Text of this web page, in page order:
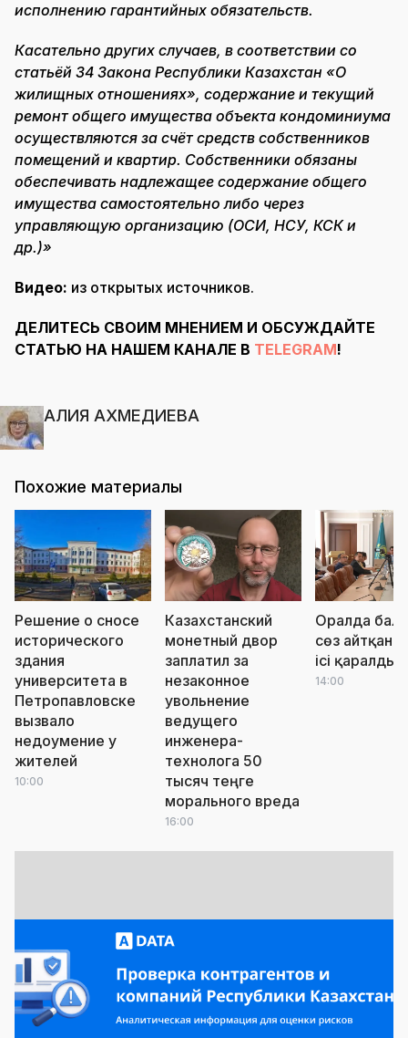
исполнению гарантийных обязательств.
Касательно других случаев, в соответствии со
статьёй 34 Закона Республики Казахстан «О
жилищных отношениях», содержание и текущий
ремонт общего имущества объекта кондоминиума
осуществляются за счёт средств собственников
помещений и квартир. Собственники обязаны
обеспечивать надлежащее содержание общего
имущества самостоятельно либо через
управляющую организацию (ОСИ, НСУ, КСК и
др.)»
Видео: из открытых источников.
ДЕЛИТЕСЬ СВОИМ МНЕНИЕМ И ОБСУЖДАЙТЕ
СТАТЬЮ НА НАШЕМ КАНАЛЕ В TELEGRAM!
АЛИЯ АХМЕДИЕВА
Похожие материалы
Решение о сносе
исторического
здания
университета в
Петропавловске
вызвало
недоумение у
жителей
10:00
Казахстанский
монетный двор
заплатил за
незаконное
увольнение
ведущего
инженера-
технолога 50
тысяч теңге
морального вреда
16:00
Оралда
сөз айтқан
ісі қаралды
14:00